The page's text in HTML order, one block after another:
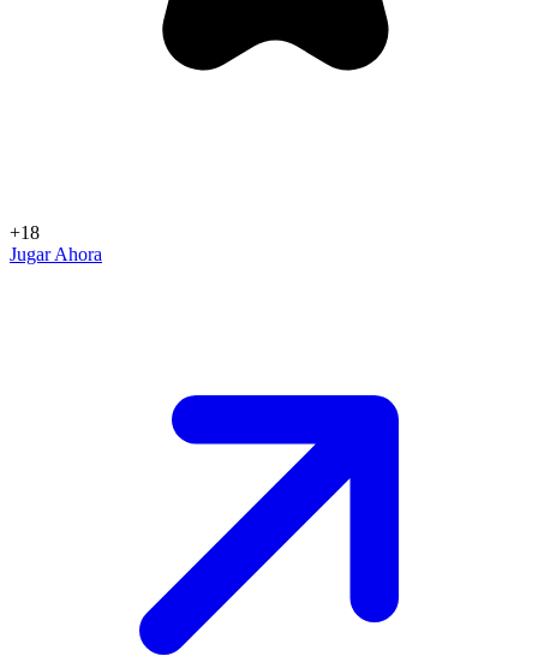
+18
Jugar Ahora